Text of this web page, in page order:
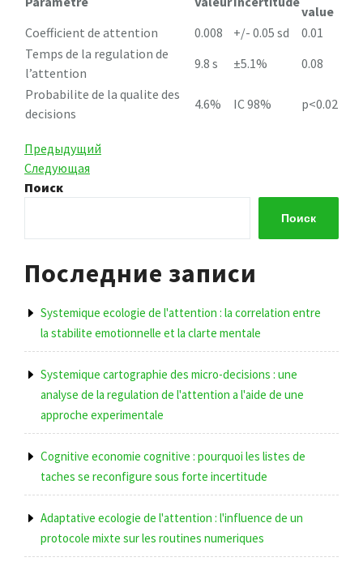
value
Coefficient de attention
0.008 +/- 0.05 sd
0.01
Temps de la regulation de
l’attention
9.8 s ±5.1%
0.08
Probabilite de la qualite des
decisions
4.6% IC 98% p<0.02
Навигация
по
записям
Предыдущая
запись
Предыдущий
Следующая
запись
Следующая
Поиск
Поиск
Последние записи
Systemique ecologie de l'attention : la correlation entre
la stabilite emotionnelle et la clarte mentale
Systemique cartographie des micro-decisions : une
analyse de la regulation de l'attention a l'aide de une
approche experimentale
Cognitive economie cognitive : pourquoi les listes de
taches se reconfigure sous forte incertitude
Adaptative ecologie de l'attention : l'influence de un
protocole mixte sur les routines numeriques